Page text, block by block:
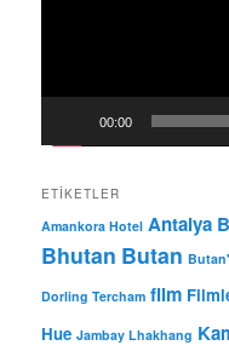
00:00
ETIKETLER
Amankora Hotel Antalya
Bhutan Butan
Dorling Tercham film
Hue Jambay Lhakhang